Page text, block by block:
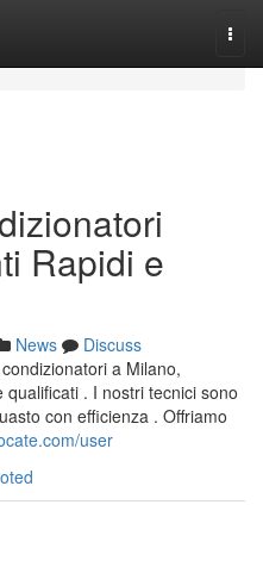
Rapidi e
News
Discuss
a Milano,
. I nostri tecnici sono
con efficienza . Offriamo
user